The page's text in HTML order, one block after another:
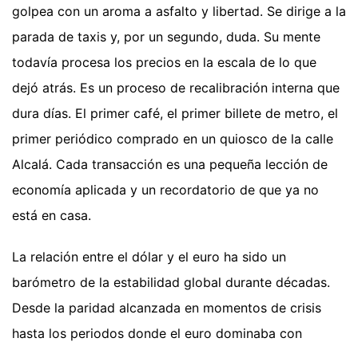
golpea con un aroma a asfalto y libertad. Se dirige a la
parada de taxis y, por un segundo, duda. Su mente
todavía procesa los precios en la escala de lo que
dejó atrás. Es un proceso de recalibración interna que
dura días. El primer café, el primer billete de metro, el
primer periódico comprado en un quiosco de la calle
Alcalá. Cada transacción es una pequeña lección de
economía aplicada y un recordatorio de que ya no
está en casa.
La relación entre el dólar y el euro ha sido un
barómetro de la estabilidad global durante décadas.
Desde la paridad alcanzada en momentos de crisis
hasta los periodos donde el euro dominaba con